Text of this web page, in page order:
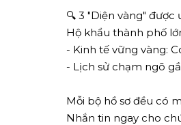
🔍 3 "Diện vàng" được
Hộ khẩu thành phố
- Kinh tế vững vàng:
- Lịch sử chạm ngõ
Mỗi bộ hồ sơ đều có
Nhắn tin ngay cho